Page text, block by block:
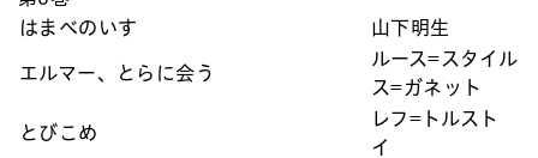
はまべのいす
山下明生
エルマー、とらに会う
ルース=スタイル
ス=ガネット
とびこめ
レフ=トルスト
イ